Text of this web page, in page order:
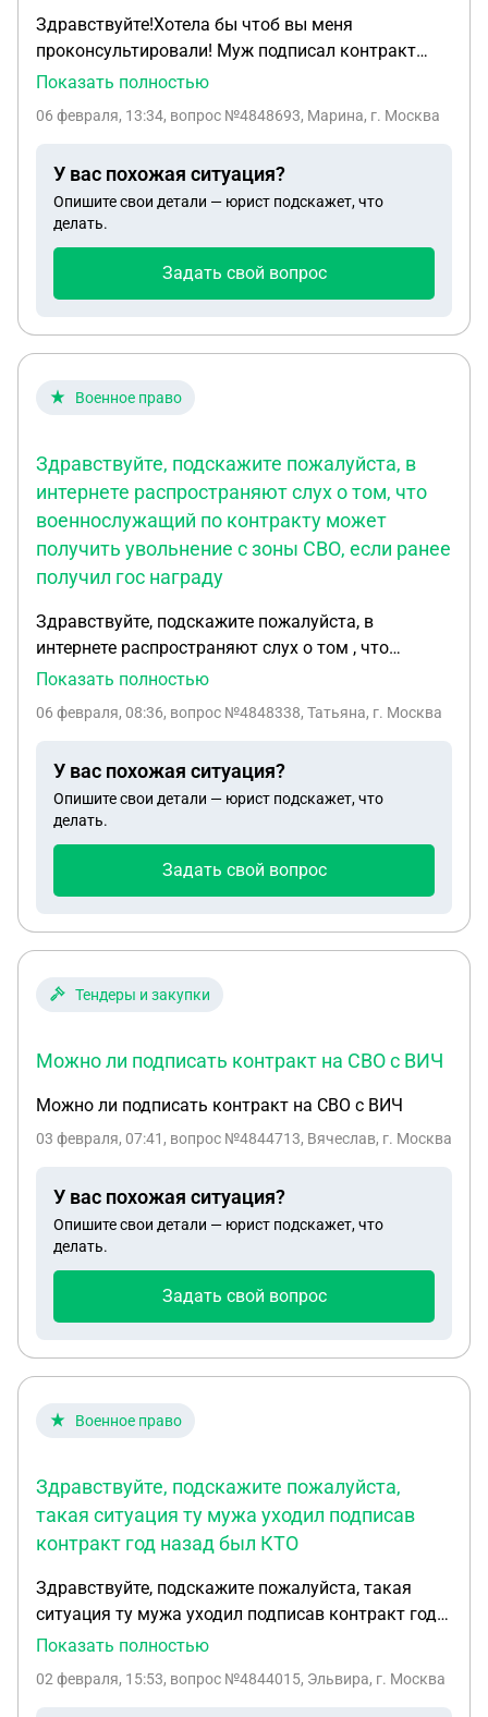
Здравствуйте!Хотела бы чтоб вы меня
проконсультировали! Муж подписал контракт
СВО,могу ли я тоже подписать контракт при
под опеку близкому родственнику или по
Показать полностью
06 февраля, 13:34, вопрос №4848693, Марина, г. Москва
У вас похожая ситуация?
Опишите свои детали — юрист подскажет, что
делать.
Задать свой вопрос
Военное право
Здравствуйте, подскажите пожалуйста, в
интернете распространяют слух о том, что
военнослужащий по контракту может
получить увольнение с зоны СВО, если ранее
получил гос награду
Здравствуйте, подскажите пожалуйста, в
интернете распространяют слух о том , что
военнослужащий по контракту может получить
награду. Так ли это ? ( Муж контрактник с 2023
Показать полностью
06 февраля, 08:36, вопрос №4848338, Татьяна, г. Москва
У вас похожая ситуация?
Опишите свои детали — юрист подскажет, что
делать.
Задать свой вопрос
Тендеры и закупки
Можно ли подписать контракт на СВО с ВИЧ
Можно ли подписать контракт на СВО с ВИЧ
03 февраля, 07:41 , вопрос №4844713, Вячеслав, г. Москва
У вас похожая ситуация?
Опишите свои детали — юрист подскажет, что
делать.
Задать свой вопрос
Военное право
Здравствуйте, подскажите пожалуйста,
такая ситуация ту мужа уходил подписав
контракт год назад был КТО
Здравствуйте, подскажите пожалуйста, такая
ситуация ту мужа уходил подписав контракт год
назад был КТО , получил ветерана боевых
командир сказал , что сейчас он не является не
Показать полностью
02 февраля, 15:53, вопрос №4844015, Эльвира, г. Москва